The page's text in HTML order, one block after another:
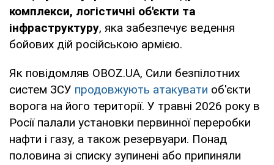
комплекси, логістичні об'єкти та
інфраструктуру, яка забезпечує ведення
бойових дій російською армією.
Як повідомляв OBOZ.UA, Сили безпілотних
систем ЗСУ продовжують атакувати об'єкти
ворога на його території. У травні 2026 року в
Росії палали установки первинної переробки
нафти і газу, а також резервуари. Понад
половина зі списку зупинені або припиняли